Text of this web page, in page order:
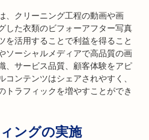
、クリーニング工程の動画や画
した衣類のビフォーアフター写真
を活用することで利益を得ること
ソーシャルメディアで高品質の画
、サービス品質、顧客体験をアピ
ンテンツはシェアされやすく、
トラフィックを増やすことができ
ングの実施